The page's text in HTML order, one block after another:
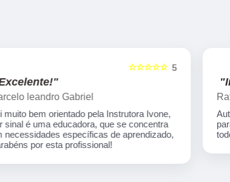
☆☆☆☆☆
"Indico!!!"
Rafaela Silva
Auto escola nota 1000 em todos os processos
para habilitação! Desde o início até o final tive
todo suporte necessário...Super recomendo!